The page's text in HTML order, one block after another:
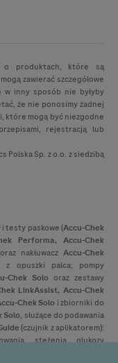
o produktach, które są
zawierać szczegółowe
inny sposób nie byłyby
że nie ponosimy żadnej
które mogą być niezgodne
rejestracją lub
Polska Sp. z o.o. z siedzibą
testy paskowe (Accu-Chek
Performa,Accu-Chek
nakłuwacz Accu-Chek
z opuszki palca; pompy
ChekSolo oraz zestawy
LinkAssist,Accu-Chek
ChekSolo i zbiorniki do
Solo, służące do podawania
(czujnik z aplikatorem):
stężenia glukozy